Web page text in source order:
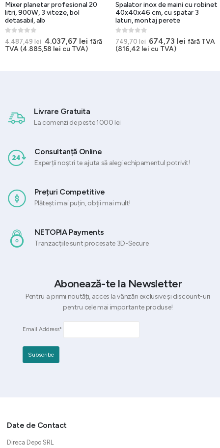
Mixer planetar profesional 20
litri, 900W, 3 viteze, bol
detasabil, alb
0 out of 5
4.487,49lei Prețul
inițial
4.037,67 leiPrețul
curent
fără
TVA (4.885,58 lei cu TVA)
Spalator inox de maini cu robinet
40x40x46 cm, cu spatar 3
laturi, montaj perete
0out of 5
749,70lei Prețul
inițial
674,73 lei Prețul
fără TVA
(816,42 lei cu TVA)
Livrare Gratuita
La comenzi de peste 1000 lei
Consultanță Online
Experții noștri te ajuta să alegi echipamentul potrivit!
Prețuri Competitive
Plătești mai puțin, obții mai mult!
NETOPIA Payments
Tranzacțiile sunt procesate 3D-Secure
Abonează-te la Newsletter
Pentru a primi noutăți, acces la vânzări exclusive și discount-uri
pentru cele mai importante produse!
Email Address*
Date de Contact
Direca Depo SRL